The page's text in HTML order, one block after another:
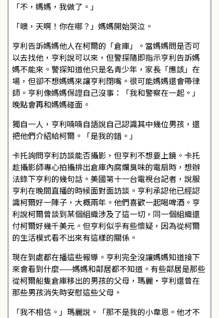
「不，媽媽，我做了。」
「噢，天啊！你在哪？」媽媽開始哭泣。
亨利告訴媽媽他人在柯爾的「倉庫」。當媽媽問是否可
以去找他，亨利說可以來，但警探隨即指示亨利告訴媽
媽不能來。警探知道他只是名青少年，家長「應該」在
場，但卻不想媽媽來讓亨利閉嘴。很可能媽媽還會帶律
師。亨利像媽媽保證自己沒事：「我和警察在一起。」
晚點會再和媽媽碰面。
獨自一人，亨利喃喃自語說自己認識其中幾位男孩，還
把他們介紹給柯爾。「是我的錯。」
卡托詢問亨利訪談能否攝影，但亨利不想要上鏡。卡托
趁攝影師專心拍攝排出倉庫內腐爛臭味的電扇時，想辦
法錄下亨利的幾句話。美國第十一台電視台記者，說服
亨利在晚間直播的時候面對面訪談。亨利承認他已經認
識柯爾好一陣子，大概兩年。他們喜歡一起喝啤酒。亨
利說柯爾曾談到某個組織涉及了這一切，同一個組織還
付柯爾好幾千美元。但亨利似乎有些懷疑，因為從柯爾
的生活模式看不出來有這樣的關係。
現在到處都在播這些報導。亨利完全沒讓媽媽知道接下
來會看到什麼——媽媽和鄰居都不知道。有些鄰居是那些
從柯爾船隻倉庫移出的男孩的父母，瑪麗・亨利還曾在
那些男孩消失時安慰這些父母。
「我不相信。」瑪麗說。「那不是我的小韋恩。他才不